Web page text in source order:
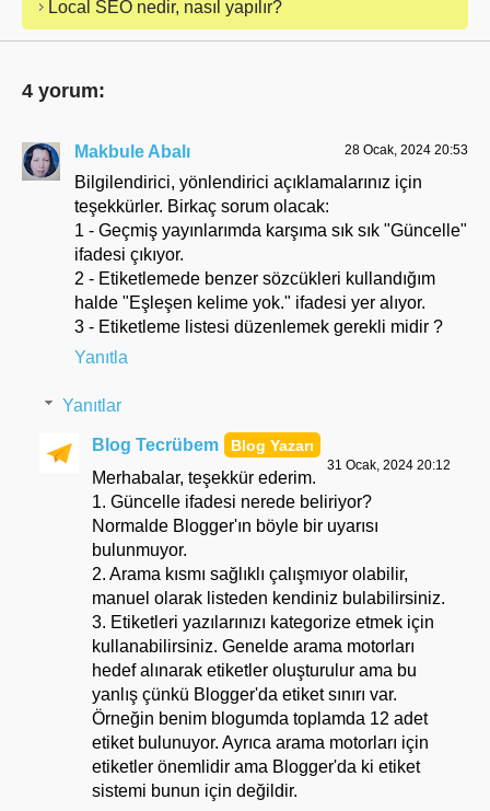
Local SEO nedir, nasıl yapılır?
4 yorum:
Makbule Abalı 28 Ocak, 2024 20:53
Bilgilendirici, yönlendirici açıklamalarınız için
teşekkürler. Birkaç sorum olacak:
1 - Geçmiş yayınlarımda karşıma sık sık "Güncelle"
ifadesi çıkıyor.
2 - Etiketlemede benzer sözcükleri kullandığım
halde "Eşleşen kelime yok." ifadesi yer alıyor.
3 - Etiketleme listesi düzenlemek gerekli midir ?
Yanıtla
Yanıtlar
Blog Tecrübem
31 Ocak, 2024 20:12
Merhabalar, teşekkür ederim.
1. Güncelle ifadesi nerede beliriyor?
Normalde Blogger'ın böyle bir uyarısı
bulunmuyor.
2. Arama kısmı sağlıklı çalışmıyor olabilir,
manuel olarak listeden kendiniz bulabilirsiniz.
3. Etiketleri yazılarınızı kategorize etmek için
kullanabilirsiniz. Genelde arama motorları
hedef alınarak etiketler oluşturulur ama bu
yanlış çünkü Blogger'da etiket sınırı var.
Örneğin benim blogumda toplamda 12 adet
etiket bulunuyor. Ayrıca arama motorları için
etiketler önemlidir ama Blogger'da ki etiket
sistemi bunun için değildir.